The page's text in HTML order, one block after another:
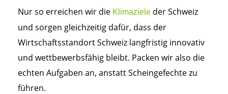
Nur so erreichen wir die Klimaziele der Schweiz
und sorgen gleichzeitig dafür, dass der
Wirtschaftsstandort Schweiz langfristig innovativ
und wettbewerbsfähig bleibt. Packen wir also die
echten Aufgaben an, anstatt Scheingefechte zu
führen.